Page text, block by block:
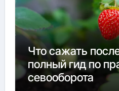
Что сажать
полный гид по
севооборота